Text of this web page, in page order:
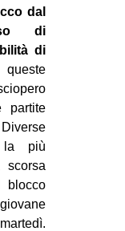
dal
di
di
partite
la più
scorsa